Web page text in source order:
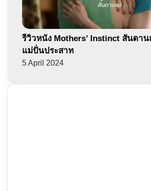
รีวิวหนัง Mothers’ Instinct สันดา
แม่ปั่นประสาท
5 April 2024